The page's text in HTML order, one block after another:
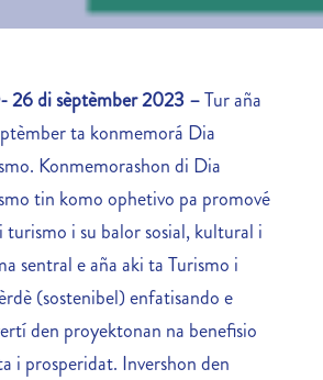
26 di sèptèmber 2023 –Tur aña
ta konmemorá Dia
Konmemorashon di Dia
tin komo ophetivo pa promové
i su balor sosial, kultural i
sentral e aña aki ta Turismo i
(sostenibel) enfatisando e
den proyektonan na benefisio
i prosperidat. Invershon den